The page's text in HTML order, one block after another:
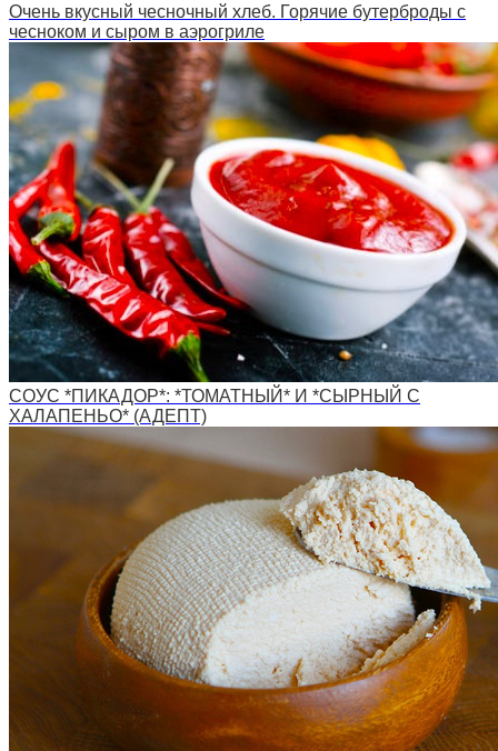
Очень вкусный чесночный хлеб. Горячие бутерброды с
чесноком и сыром в аэрогриле
СОУС *ПИКАДОР*: *ТОМАТНЫЙ* И *СЫРНЫЙ С
ХАЛАПЕНЬО* (АДЕПТ)